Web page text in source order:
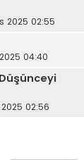
2025 02:55
04:40
2025 02:56